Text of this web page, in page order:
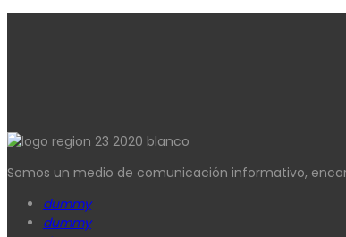
Somos un medio de comunicación informativo,
dummy
dummy